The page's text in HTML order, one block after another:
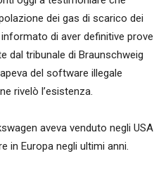
dei gas di scarico dei
di aver definitive prove
dal tribunale di Braunschweig
del software illegale
rivelò l’esistenza.
aveva venduto negli USA
in Europa negli ultimi anni.